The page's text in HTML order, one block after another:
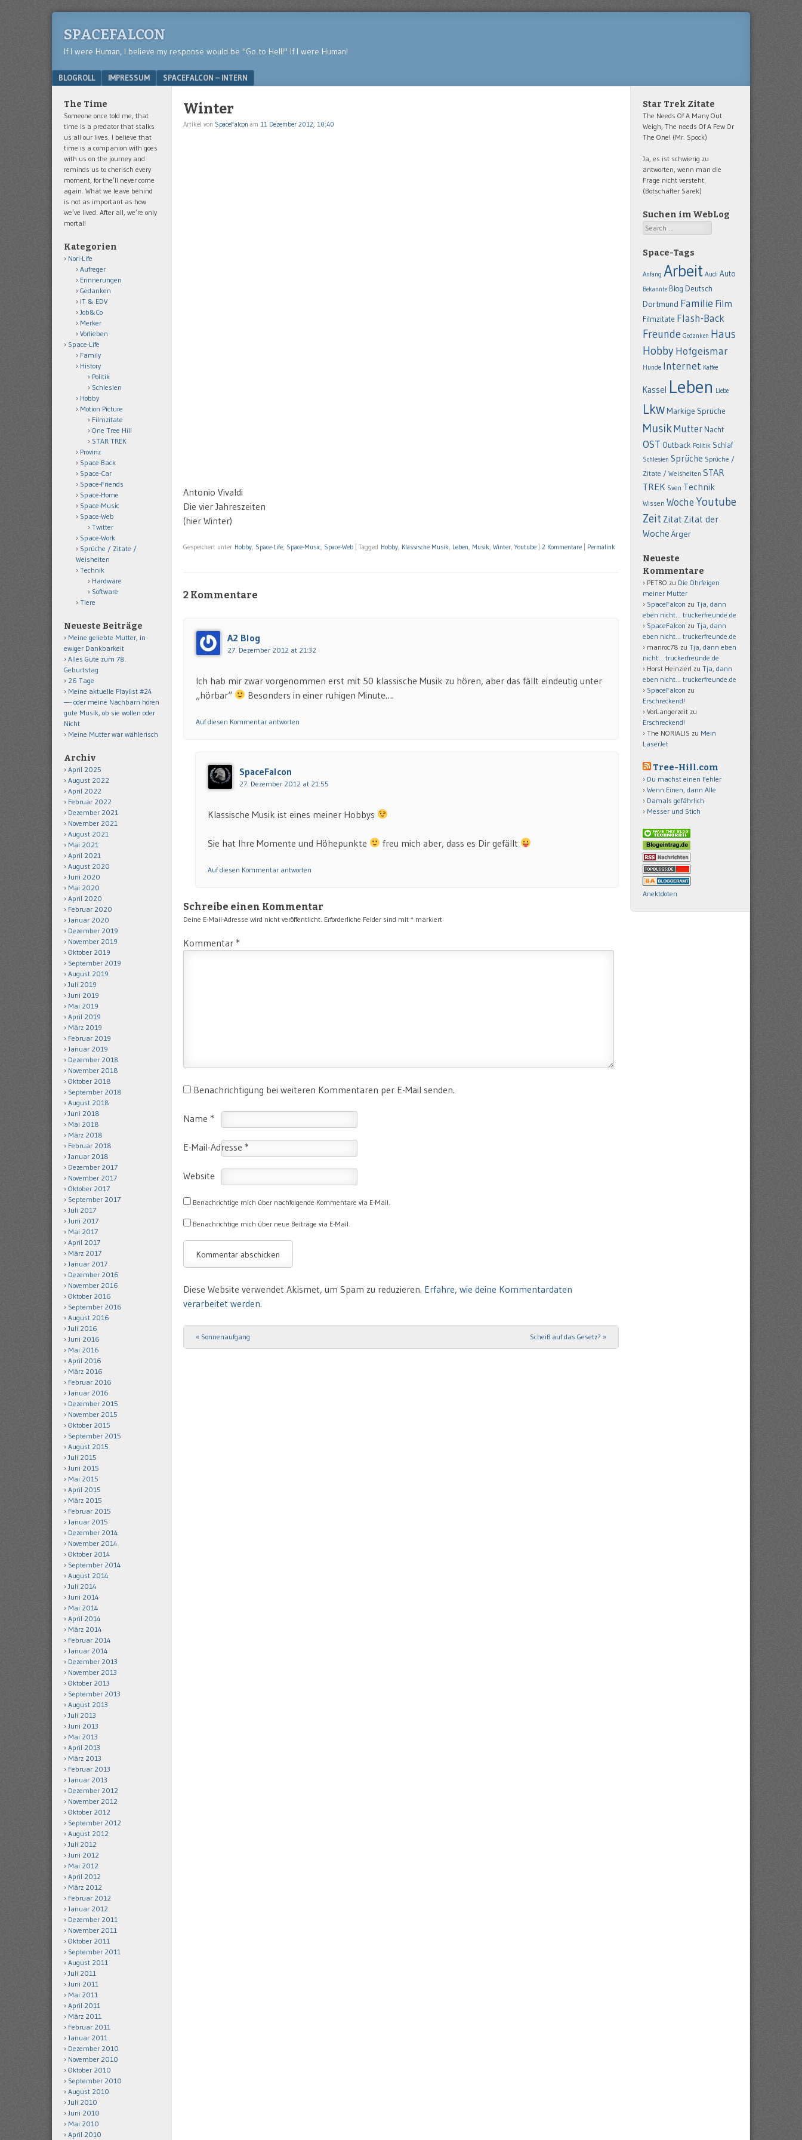
SPACEFALCON
If I were Human, I believe my response would be "Go to Hell!" If I were Human!
Menu
SKIP TO CONTENT
BLOGROLL IMPRESSUM SPACEFALCON – INTERN
Winter
Artikel von SpaceFalcon am 11 Dezember 2012, 10:40
Antonio Vivaldi
Die vier Jahreszeiten
(hier Winter)
Gespeichert unter Hobby Space-Life Space-Music Space-Web Tagged Hobby Klassische Musik Leben Musik Winter ,Youtube 2 Kommentare Permalink
2 Kommentare
A2 Blog
27. Dezember 2012 at 21:32
Ich hab mir zwar vorgenommen erst mit 50 klassische Musik zu hören, aber das fällt eindeutig unter
„hörbar“
Besonders in einer ruhigen Minute….
Auf diesen Kommentar antworten
SpaceFalcon
27. Dezember 2012 at 21:55
Klassische Musik ist eines meiner Hobbys
Sie hat Ihre Momente und Höhepunkte freu mich aber, dass es Dir gefällt
Auf diesen Kommentar antworten
Schreibe einen Kommentar
Deine E-Mail-Adresse wird nicht veröffentlicht. Erforderliche Felder sind mit * markiert
Kommentar *
Benachrichtigung bei weiteren Kommentaren per E-Mail senden.
Name *
E-Mail-Adresse *
Website
Benachrichtige mich über nachfolgende Kommentare via E-Mail.
Benachrichtige mich über neue Beiträge via E-Mail.
Diese Website verwendet Akismet, um Spam zu reduzieren. Erfahre, wie deine Kommentardaten
verarbeitet werden.
Post navigation
« Sonnenaufgang Scheiß auf das Gesetz? »
The Time
Someone once told me, that
time is a predator that stalks
us all our lives. I believe that
time is a companion with goes
with us on the journey and
reminds us to cherisch every
moment, for the’ll never come
again. What we leave behind
is not as important as how
we’ve lived. After all, we’re only
mortal!
Kategorien
Nori-Life
Aufreger
Erinnerungen
Gedanken
IT & EDV
Job&Co
Merker
Vorlieben
Space-Life
Family
History
Politik
Schlesien
Hobby
Motion Picture
Filmzitate
One Tree Hill
STAR TREK
Provinz
Space-Back
Space-Car
Space-Friends
Space-Home
Space-Music
Space-Web
Twitter
Space-Work
Sprüche / Zitate /
Weisheiten
Technik
Hardware
Software
Tiere
Neueste Beiträge
Meine geliebte Mutter, in
ewiger Dankbarkeit
Alles Gute zum 78.
Geburtstag
26 Tage
Meine aktuelle Playlist #24
—- oder meine Nachbarn hören
gute Musik, ob sie wollen oder
Nicht
Meine Mutter war wählerisch
Archiv
April 2025
August 2022
April 2022
Februar 2022
Dezember 2021
November 2021
August 2021
Mai 2021
April 2021
August 2020
Juni 2020
Mai 2020
April 2020
Februar 2020
Januar 2020
Dezember 2019
November 2019
Oktober 2019
September 2019
August 2019
Juli 2019
Juni 2019
Mai 2019
April 2019
März 2019
Februar 2019
Januar 2019
Dezember 2018
November 2018
Oktober 2018
September 2018
August 2018
Juni 2018
Mai 2018
März 2018
Februar 2018
Januar 2018
Dezember 2017
November 2017
Oktober 2017
September 2017
Juli 2017
Juni 2017
Mai 2017
April 2017
März 2017
Januar 2017
Dezember 2016
November 2016
Oktober 2016
September 2016
August 2016
Juli 2016
Juni 2016
Mai 2016
April 2016
März 2016
Februar 2016
Januar 2016
Dezember 2015
November 2015
Oktober 2015
September 2015
August 2015
Juli 2015
Juni 2015
Mai 2015
April 2015
März 2015
Februar 2015
Januar 2015
Dezember 2014
November 2014
Oktober 2014
September 2014
August 2014
Juli 2014
Juni 2014
Mai 2014
April 2014
März 2014
Februar 2014
Januar 2014
Dezember 2013
November 2013
Oktober 2013
September 2013
August 2013
Juli 2013
Juni 2013
Mai 2013
April 2013
März 2013
Februar 2013
Januar 2013
Dezember 2012
November 2012
Oktober 2012
September 2012
August 2012
Juli 2012
Juni 2012
Mai 2012
April 2012
März 2012
Februar 2012
Januar 2012
Dezember 2011
November 2011
Oktober 2011
September 2011
August 2011
Juli 2011
Juni 2011
Mai 2011
April 2011
März 2011
Februar 2011
Januar 2011
Dezember 2010
November 2010
Oktober 2010
September 2010
August 2010
Juli 2010
Juni 2010
Mai 2010
April 2010
Star Trek Zitate
The Needs Of A Many Out
Weigh, The needs Of A Few Or
The One! (Mr. Spock)
Ja, es ist schwierig zu
antworten, wenn man die
Frage nicht versteht.
(Botschafter Sarek)
Suchen im WebLog
Search
Space-Tags
Anfang Arbeit Audi Auto
Bekannte Blog Deutsch
Dortmund Familie Film
Filmzitate Flash-Back
Freunde Gedanken Haus
HobbyHofgeismar
Hunde Internet Kaffee
Kassel Leben Liebe
LkwMarkige Sprüche
MusikMutter Nacht
OST Outback Politik Schlaf
Schlesien Sprüche Sprüche /
Zitate / Weisheiten STAR
TREK Sven Technik
Wissen Woche Youtube
Zeit Zitat Zitat der
Woche Ärger
Neueste
Kommentare
PETRO zu Die Ohrfeigen
meiner Mutter
SpaceFalcon zu Tja, dann
eben nicht… truckerfreunde.de
SpaceFalcon zu Tja, dann
eben nicht… truckerfreunde.de
manroc78 zu Tja, dann eben
nicht… truckerfreunde.de
Horst Heinzierl zu Tja, dann
eben nicht… truckerfreunde.de
SpaceFalcon zu
Erschreckend!
VorLangerzeit zu
Erschreckend!
The NORIALIS zu Mein
LaserJet
Tree-Hill.com
Du machst einen Fehler
Wenn Einen, dann Alle
Damals gefährlich
Messer und Stich
Anektdoten